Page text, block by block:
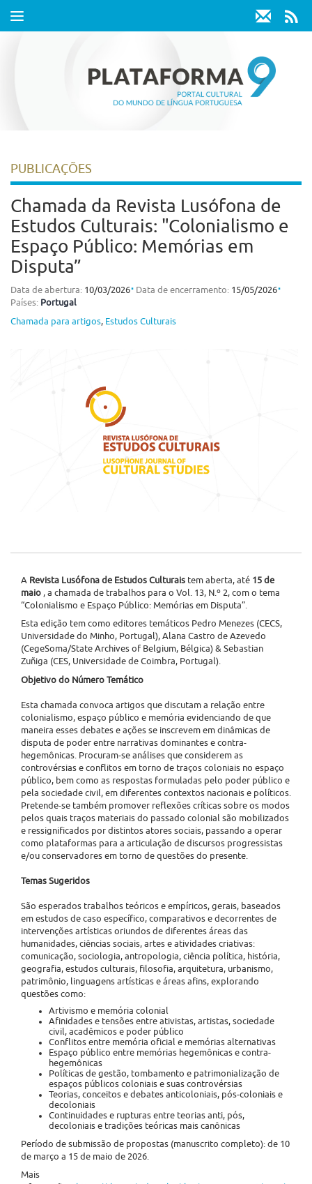
Toggle
PUBLICAÇÕES
Chamada da Revista Lusófona de
Estudos Culturais: "Colonialismo e
Espaço Público: Memórias em
Disputa”
Data de abertura: 10/03/2026⋅ Data de encerramento: 15/05/2026⋅
Países: Portugal
Chamada para artigos, Estudos Culturais
A Revista Lusófona de Estudos Culturais tem aberta, até 15 de
maio , a chamada de trabalhos para o Vol. 13, N.º 2, com o tema
“Colonialismo e Espaço Público: Memórias em Disputa”.
Esta edição tem como editores temáticos Pedro Menezes (CECS,
Universidade do Minho, Portugal), Alana Castro de Azevedo
(CegeSoma/State Archives of Belgium, Bélgica) & Sebastian
Zuñiga (CES, Universidade de Coimbra, Portugal).
Objetivo do Número Temático
Esta chamada convoca artigos que discutam a relação entre
colonialismo, espaço público e memória evidenciando de que
maneira esses debates e ações se inscrevem em dinâmicas de
disputa de poder entre narrativas dominantes e contra-
hegemônicas. Procuram-se análises que considerem as
controvérsias e conflitos em torno de traços coloniais no espaço
público, bem como as respostas formuladas pelo poder público e
pela sociedade civil, em diferentes contextos nacionais e políticos.
Pretende-se também promover reflexões críticas sobre os modos
pelos quais traços materiais do passado colonial são mobilizados
e ressignificados por distintos atores sociais, passando a operar
como plataformas para a articulação de discursos progressistas
e/ou conservadores em torno de questões do presente.
Temas Sugeridos
São esperados trabalhos teóricos e empíricos, gerais, baseados
em estudos de caso específico, comparativos e decorrentes de
intervenções artísticas oriundos de diferentes áreas das
humanidades, ciências sociais, artes e atividades criativas:
comunicação, sociologia, antropologia, ciência política, história,
geografia, estudos culturais, filosofia, arquitetura, urbanismo,
patrimônio, linguagens artísticas e áreas afins, explorando
questões como:
Artivismo e memória colonial
Afinidades e tensões entre ativistas, artistas, sociedade
civil, acadêmicos e poder público
Conflitos entre memória oficial e memórias alternativas
Espaço público entre memórias hegemônicas e contra-
hegemônicas
Políticas de gestão, tombamento e patrimonialização de
espaços públicos coloniais e suas controvérsias
Teorias, conceitos e debates anticoloniais, pós-coloniais e
decoloniais
Continuidades e rupturas entre teorias anti, pós,
decoloniais e tradições teóricas mais canônicas
Período de submissão de propostas (manuscrito completo): de 10
de março a 15 de maio de 2026.
Mais